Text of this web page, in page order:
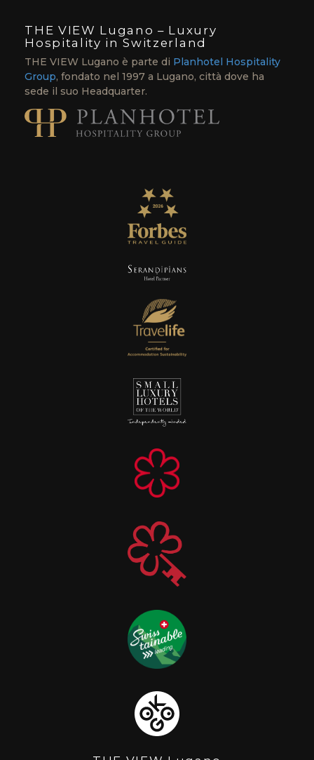
THE VIEW Lugano – Luxury
Hospitality in Switzerland
THE VIEW Lugano è parte di Planhotel Hospitality
Group, fondato nel 1997 a Lugano, città dove ha
sede il suo Headquarter.